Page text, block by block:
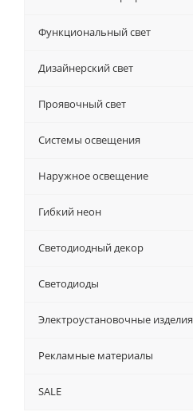
Функциональный свет
Дизайнерский свет
Проявочный свет
Системы освещения
Наружное освещение
Гибкий неон
Светодиодный декор
Светодиоды
Электроустановочные изделия
Рекламные материалы
SALE